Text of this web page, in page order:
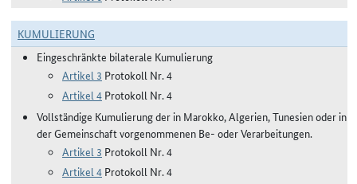
KUMULIERUNG
Eingeschränkte bilaterale Kumulierung
Artikel 3 Protokoll Nr. 4
Artikel 4 Protokoll Nr. 4
Vollständige Kumulierung der in Marokko, Algerien, Tunesien oder in
der Gemeinschaft vorgenommenen Be- oder Verarbeitungen.
Artikel 3 Protokoll Nr. 4
Artikel 4 Protokoll Nr. 4